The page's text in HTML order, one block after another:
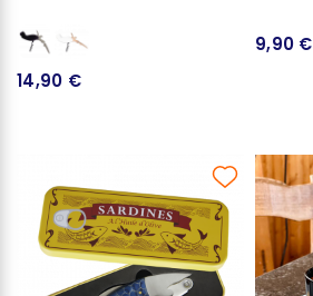
14,90 €
9,90 €